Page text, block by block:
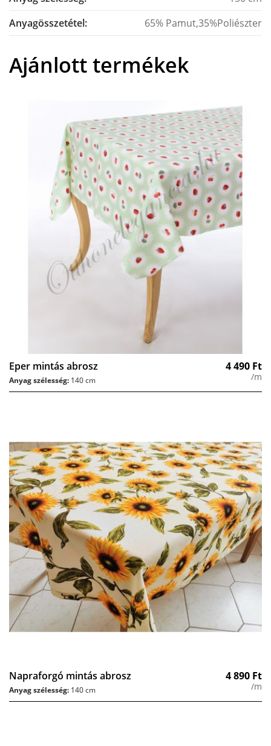
Anyagösszetétel:
65% Pamut,35%Poliészter
Ajánlott termékek
Eper mintás abrosz 4 490 Ft
/m
Anyag szélesség: 140 cm
Napraforgó mintás abrosz 4 890 Ft
/m
Anyag szélesség: 140 cm